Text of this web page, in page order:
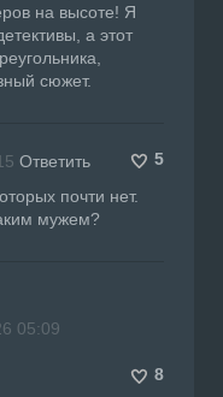
на высоте! Я
а этот
сюжет.
Ответить
5
почти нет.
мужем?
05:09
8